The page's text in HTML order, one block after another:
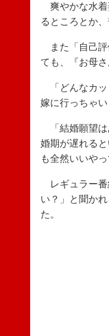
爽やかな水着
るところとか
また「自己評
ても、『お母
「どんなカッ
嫁に行っちゃい
「結婚願望は
婚期が遅れる
も全然いいや
レギュラー番
い？」と聞か
た。